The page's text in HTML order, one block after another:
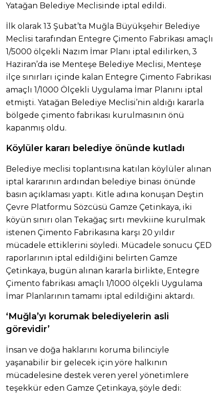
Yatağan Belediye Meclisinde iptal edildi.
İlk olarak 13 Şubat’ta Muğla Büyükşehir Belediye
Meclisi tarafından Entegre Çimento Fabrikası amaçlı
1/5000 ölçekli Nazım İmar Planı iptal edilirken, 3
Haziran’da ise Menteşe Belediye Meclisi, Menteşe
ilçe sınırları içinde kalan Entegre Çimento Fabrikası
amaçlı 1/1000 Ölçekli Uygulama İmar Planını iptal
etmişti. Yatağan Belediye Meclisi’nin aldığı kararla
bölgede çimento fabrikası kurulmasının önü
kapanmış oldu.
Köylüler kararı belediye önünde kutladı
Belediye meclisi toplantısına katılan köylüler alınan
iptal kararının ardından belediye binası önünde
basın açıklaması yaptı. Kitle adına konuşan Deştin
Çevre Platformu Sözcüsü Gamze Çetinkaya, iki
köyün sınırı olan Tekağaç sırtı mevkiine kurulmak
istenen Çimento Fabrikasına karşı 20 yıldır
mücadele ettiklerini söyledi. Mücadele sonucu ÇED
raporlarının iptal edildiğini belirten Gamze
Çetinkaya, bugün alınan kararla birlikte, Entegre
Çimento fabrikası amaçlı 1/1000 ölçekli Uygulama
İmar Planlarının tamamı iptal edildiğini aktardı.
‘Muğla’yı korumak belediyelerin asli
görevidir’
İnsan ve doğa haklarını koruma bilinciyle
yaşanabilir bir gelecek için yöre halkının
mücadelesine destek veren yerel yönetimlere
teşekkür eden Gamze Çetinkaya, şöyle dedi: